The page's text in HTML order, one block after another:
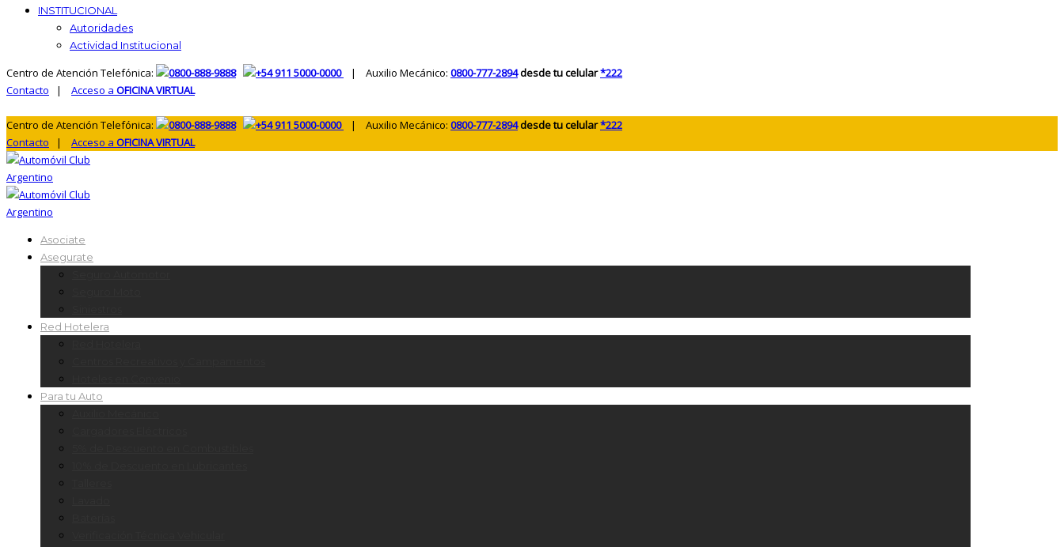
INSTITUCIONAL
Autoridades
Actividad Institucional
Centro de Atención Telefónica: 0800-888-9888 +54 911 5000-0000 | Auxilio Mecánico: 0800-777-2894desde tu celular*222
Contacto | Acceso a OFICINA VIRTUAL
Centro de Atención Telefónica: 0800-888-9888 +54 911 5000-0000 | Auxilio Mecánico: 0800-777-2894desde tu celular*222
Contacto | Acceso a OFICINA VIRTUAL
Asociate
Asegurate
Red Hotelera
Para tu Auto